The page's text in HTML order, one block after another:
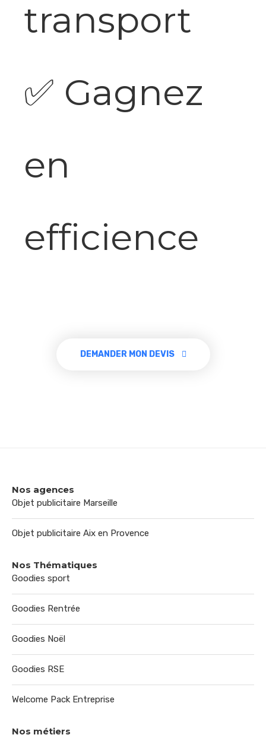
transport
✅ Gagnez
en
efficience
DEMANDER MON DEVIS
Nos agences
Objet publicitaire Marseille
Objet publicitaire Aix en Provence
Nos Thématiques
Goodies sport
Goodies Rentrée
Goodies Noël
Goodies RSE
Welcome Pack Entreprise
Nos métiers